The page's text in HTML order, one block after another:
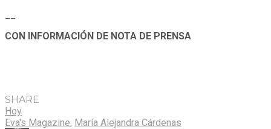
CON INFORMACIÓN DE NOTA DE PRENSA
SHARE
Hoy
Eva's Magazine, María Alejandra Cárdenas